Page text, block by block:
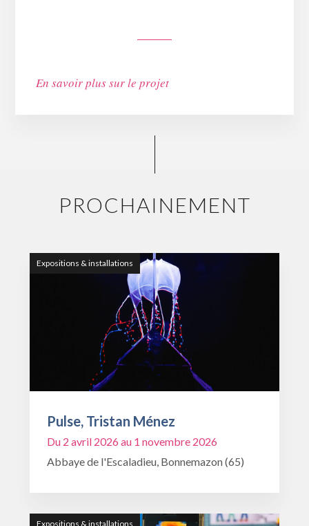
En savoir plus sur le projet
PROCHAINEMENT
Expositions & installations
Pulse, Tristan Ménez
Du 2 avril 2026 au 1 novembre 2026
Abbaye de l'Escaladieu, Bonnemazon (65)
Expositions & installations